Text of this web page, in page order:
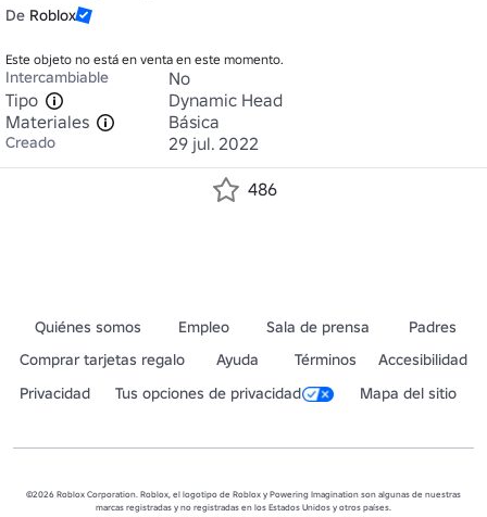
De Roblox
Este objeto no está en venta en este momento.
Intercambiable
No
Tipo
Dynamic Head
Materiales
Básica
Creado 29 jul. 2022
486
Quiénes somos Empleo Sala de prensa
Padres
Comprar tarjetas regalo
Ayuda Términos
Accesibilidad
Privacidad
Tus opciones de privacidad Mapa del sitio
©2026 Roblox Corporation. Roblox, el logotipo de Roblox y Powering Imagination son algunas de nuestras
marcas registradas y no registradas en los Estados Unidos y otros países.